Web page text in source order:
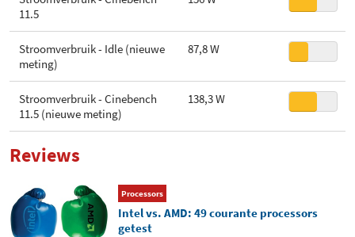
11.5
Stroomverbruik - Idle (nieuwe
meting)
87,8 W
Stroomverbruik - Cinebench
11.5 (nieuwe meting)
138,3 W
Reviews
Processors
Intel vs. AMD: 49 courante processors
getest